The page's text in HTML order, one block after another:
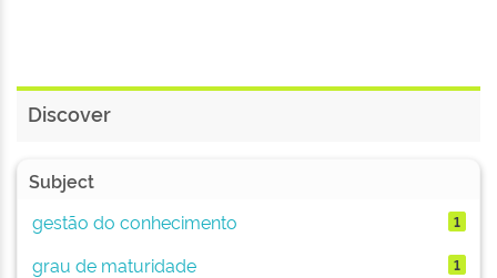
Discover
Subject
gestão do conhecimento
1
grau de maturidade 1